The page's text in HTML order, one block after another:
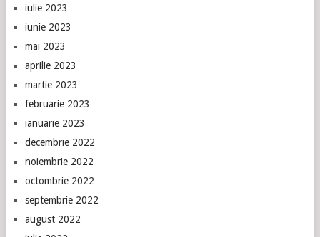
iulie 2023
iunie 2023
mai 2023
aprilie 2023
martie 2023
februarie 2023
ianuarie 2023
decembrie 2022
noiembrie 2022
octombrie 2022
septembrie 2022
august 2022